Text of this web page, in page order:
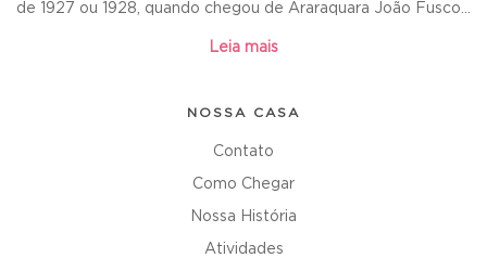
de 1927 ou 1928, quando chegou de Araraquara João Fusco...
Leia mais
NOSSA CASA
Contato
Como Chegar
Nossa História
Atividades